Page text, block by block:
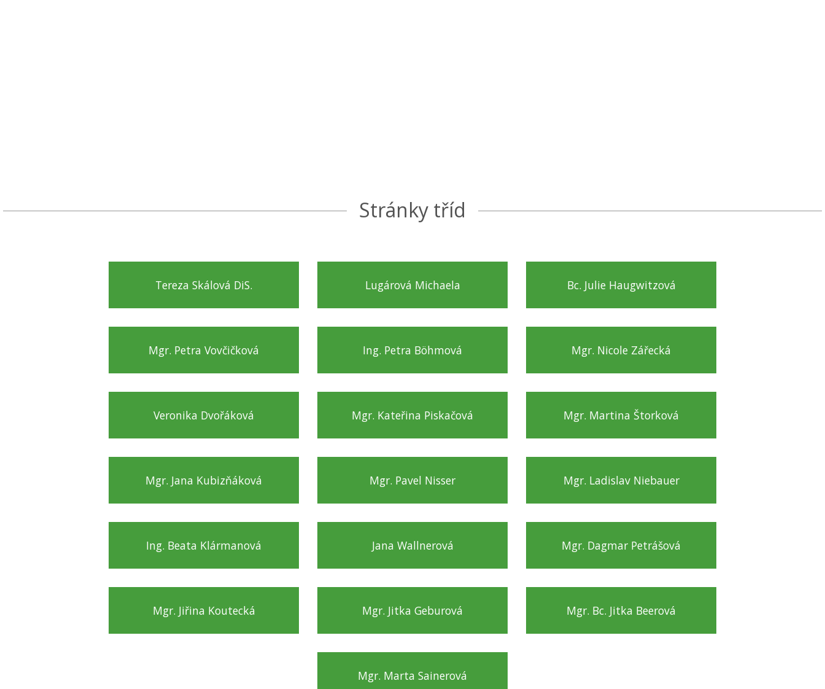
Stránky tříd
Tereza Skálová DiS. Lugárová Michaela Bc. Julie Haugwitzová
Mgr. Petra Vovčičková Ing. Petra Böhmová Mgr. Nicole Zářecká
Veronika Dvořáková Mgr. Kateřina Piskačová Mgr. Martina Štorková
Mgr. Jana Kubizňáková Mgr. Pavel Nisser Mgr. Ladislav Niebauer
Ing. Beata Klármanová Jana Wallnerová Mgr. Dagmar Petrášová
Mgr. Jiřina Koutecká Mgr. Jitka Geburová Mgr. Bc. Jitka Beerová
Mgr. Marta Sainerová